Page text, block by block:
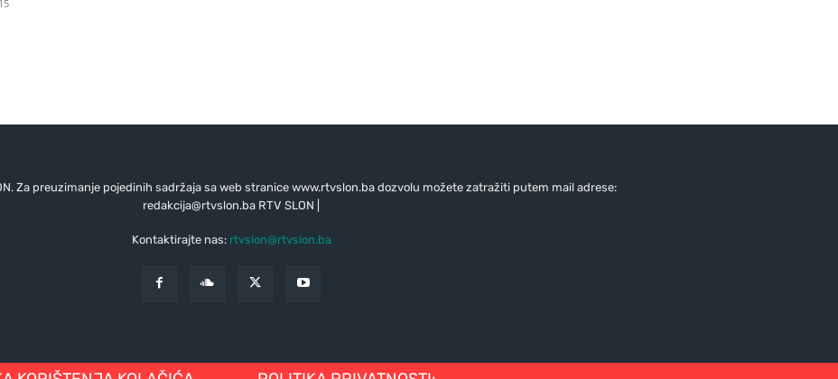
Za preuzimanje pojedinih sadržaja sa web stranice www.rtvslon.ba dozvolu možete zatražiti putem mail adrese:
redakcija@rtvslon.baRTV SLON |
Kontaktirajte nas: rtvslon@rtvslon.ba